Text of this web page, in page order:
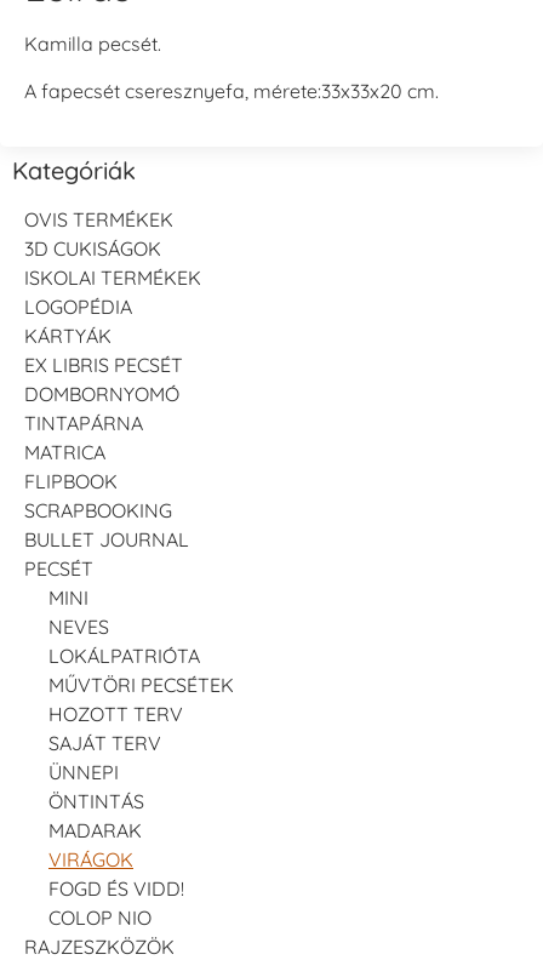
Kamilla pecsét.
A fapecsét cseresznyefa, mérete:33x33x20 cm.
Kategóriák
OVIS TERMÉKEK
3D CUKISÁGOK
ISKOLAI TERMÉKEK
LOGOPÉDIA
KÁRTYÁK
EX LIBRIS PECSÉT
DOMBORNYOMÓ
TINTAPÁRNA
MATRICA
FLIPBOOK
SCRAPBOOKING
BULLET JOURNAL
PECSÉT
MINI
NEVES
LOKÁLPATRIÓTA
MŰVTÖRI PECSÉTEK
HOZOTT TERV
SAJÁT TERV
ÜNNEPI
ÖNTINTÁS
MADARAK
VIRÁGOK
FOGD ÉS VIDD!
COLOP NIO
RAJZESZKÖZÖK